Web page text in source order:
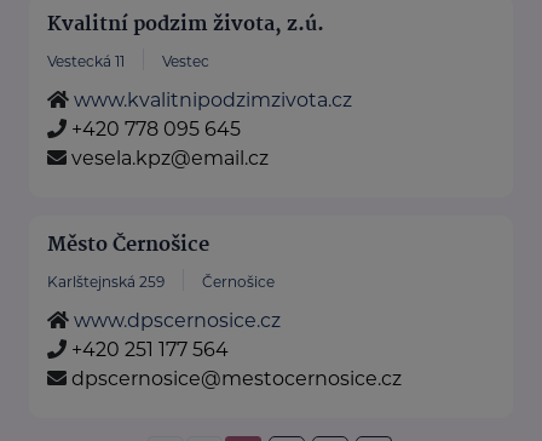
Kvalitní podzim života, z.ú.
Vestecká 11 Vestec
www.kvalitnipodzimzivota.cz
+420 778 095 645
vesela.kpz@email.cz
Město Černošice
Karlštejnská 259 Černošice
www.dpscernosice.cz
+420 251 177 564
dpscernosice@mestocernosice.cz